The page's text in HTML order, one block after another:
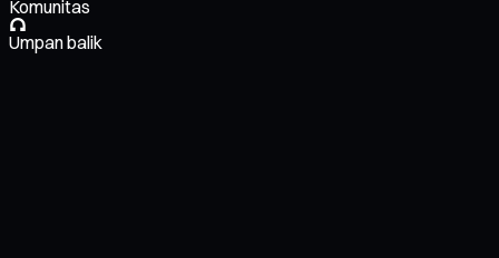
Komunitas
Umpan balik